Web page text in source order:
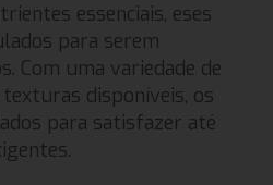
essenciais, eses
para serem
Com uma variedade de
disponíveis, os
para satisfazer até